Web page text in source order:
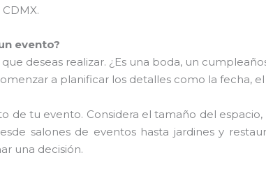
evento?
deseas realizar. ¿Es una boda, un
a planificar los detalles como la fecha,
de tu evento. Considera el tamaño del espacio,
salones de eventos hasta jardines y
una decisión.